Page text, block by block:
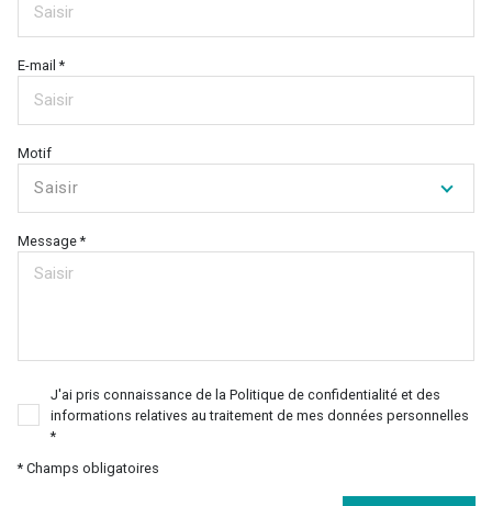
E-mail *
Motif
Saisir
Message *
J'ai pris connaissance de la Politique de confidentialité et des
informations relatives au traitement de mes données personnelles
*
* Champs obligatoires